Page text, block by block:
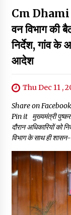
Cm Dhami
वन विभाग की
निर्देश, गांव के
आदेश
Thu Dec 11 ,
Share on
Pin it मुख्यमंत्री पुष्कर
दौरान अधिकारियों को
विभाग के साथ ही